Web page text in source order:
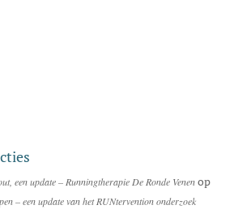
een update – Runningtherapie De Ronde Venenop
– een update van het RUNtervention onderzoek